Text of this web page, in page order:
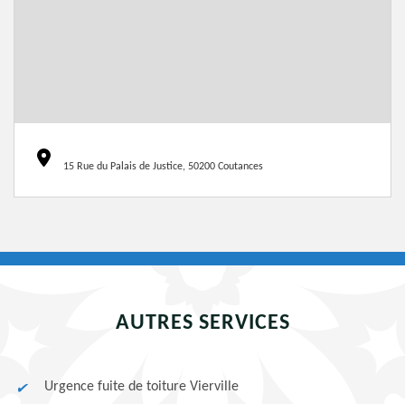
15 Rue du Palais de Justice, 50200 Coutances
AUTRES SERVICES
Urgence fuite de toiture Vierville